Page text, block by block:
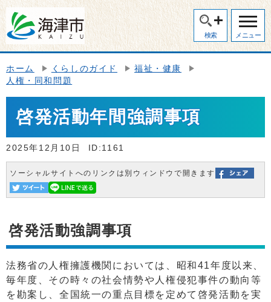
検索 メニュー
ホーム くらしのガイド
福祉・健康
人権・同和問題
啓発活動年間強調事項
2025年12月10日 ID:1161
ソーシャルサイトへのリンクは別ウィンドウで開きます
啓発活動強調事項
法務省の人権擁護機関においては、昭和41年度以来、
毎年度、その時々の社会情勢や人権侵犯事件の動向等
を勘案し、全国統一の重点目標を定めて啓発活動を実